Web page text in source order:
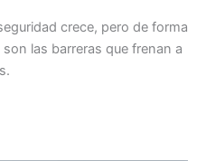
crece, pero de forma
las barreras que frenan a